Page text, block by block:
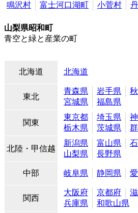
鳴沢村
富士河口湖町 小菅村
山梨県昭和町
青空と緑と産業の町
北海道 北海道
東北
青森県 岩手県
宮城県
福島県
関東
東京都 埼玉県
栃木県
茨城県
北陸・甲信越
新潟県 富山県
山梨県
長野県
中部 岐阜県 静岡県
関西
大阪府 京都府
兵庫県
和歌山県